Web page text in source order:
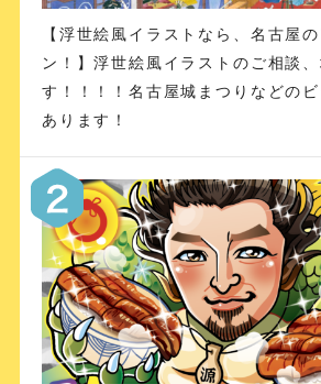
【浮世絵風イラストなら、名古屋
ン！】浮世絵風イラストのご相談
す！！！！名古屋城まつりなどの
あります！